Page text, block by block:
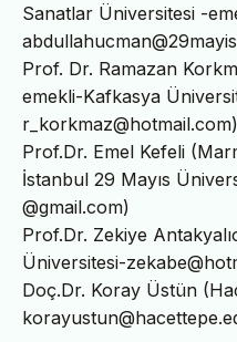
Sanatlar Üniversitesi -
Prof. Dr. Ramazan
emekli-Kafkasya
r_korkmaz@hotmail.com)
Prof.Dr. Emel Kefeli
İstanbul 29 Mayıs
@gmail.com)
Prof.Dr. Zekiye
Üniversitesi-
Doç.Dr. Koray Üstün